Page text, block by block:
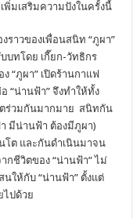
พิ่มเสริมความปังในครั้งนี้
ราวของเพื่อนสนิท “ภูผา”
บทโดย เกี๊ยก-วัทธิกร
“ภูผา” เปิดร้านกาแฟ
“น่านฟ้า” จึงทำให้ทั้ง
ตร่วมกันมากมาย สนิทกัน
มีน่านฟ้า ต้องมีภูผา)
โต และกันดำเนินมาจน
กชีวิตของ “น่านฟ้า” ไม่
นให้กับ “น่านฟ้า” ตั้งแต่
ไปด้วย